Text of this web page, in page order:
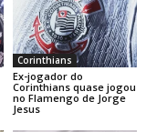
Corinthians
Ex-jogador do
Corinthians quase jogou
no Flamengo de Jorge
Jesus